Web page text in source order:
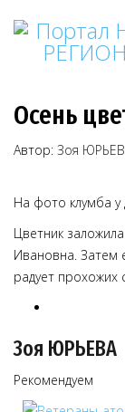
Осень
Автор: Зоя
На фото клумба
Цветник
Ивановна. Затем
радует
Зоя ЮРЬЕВА
Рекомендуем